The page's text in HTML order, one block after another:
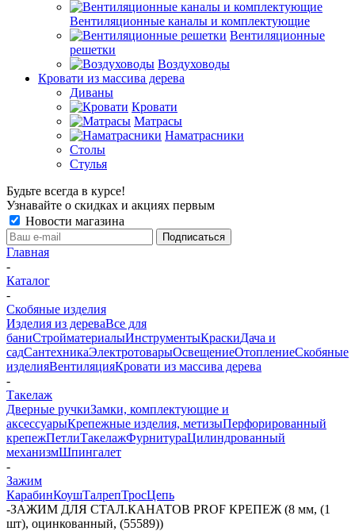
Вентиляционные каналы и комплектующие
Вентиляционные
решетки
Воздуховоды
Кровати из массива дерева
Диваны
Кровати
Матрасы
Наматрасники
Столы
Стулья
Будьте всегда в курсе!
Узнавайте о скидках и акциях первым
Новости магазина
Главная
-
Каталог
-
Скобяные изделия
Изделия из дереваВсе для
баниСтройматериалыИнструментыКраскиДача и
садСантехникаЭлектротоварыОсвещениеОтоплениеСкобяные
изделияВентиляцияКровати из массива дерева
-
Такелаж
Дверные ручкиЗамки, комплектующие и
аксессуарыКрепежные изделия, метизыПерфорированный
крепежПетлиТакелажФурнитураЦилиндрованный
механизмШпингалет
-
Зажим
КарабинКоушТалрепТросЦепь
-ЗАЖИМ ДЛЯ СТАЛ.КАНАТОВ PROF КРЕПЕЖ (8 мм, (1
шт), оцинкованный, (55589))